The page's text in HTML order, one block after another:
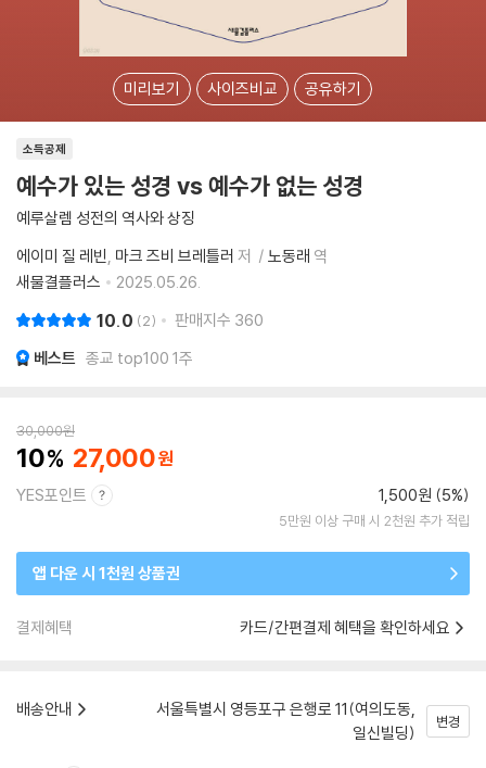
미리보기 사이즈비교 공유하기
소득공제
예수가 있는 성경 vs 예수가 없는 성경
예루살렘 성전의 역사와 상징
에이미 질 레빈 마크 즈비 브레틀러 저 노동래 역
새물결플러스
2025.05.26.
10.0 2 판매지수 360
베스트 종교 top100 1주
30,000원
10 27,000
YES포인트 1,500원 (5%)
5만원 이상 구매 시 2천원 추가 적립
앱 다운 시 1천원 상품권
결제혜택 카드/간편결제 혜택을 확인하세요
배송안내
서울특별시 영등포구 은행로 11(여의도동,
일신빌딩)
변경